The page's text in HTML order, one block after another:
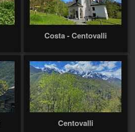
Costa - Centovalli
Centovalli